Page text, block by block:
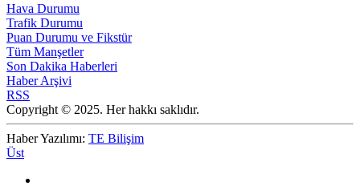
Hava Durumu
Trafik Durumu
Puan Durumu ve Fikstür
Tüm Manşetler
Son Dakika Haberleri
Haber Arşivi
RSS
Copyright © 2025. Her hakkı saklıdır.
Haber Yazılımı: TE Bilişim
Üst